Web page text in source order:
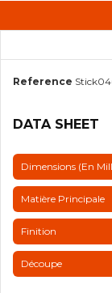
Reference
DATA SHEET
Dimensions (en
Matière Principale
Finition
Découpe